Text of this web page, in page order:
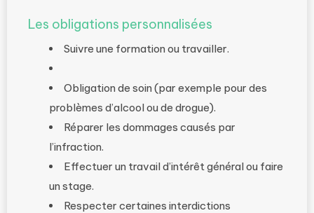
Les obligations personnalisées
Suivre une formation ou travailler.
Obligation de soin (par exemple pour des
problèmes d’alcool ou de drogue).
Réparer les dommages causés par
l’infraction.
Effectuer un travail d’intérêt général ou faire
un stage.
Respecter certaines interdictions